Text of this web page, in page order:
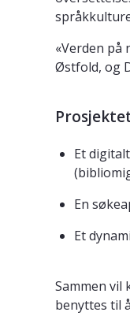
«Verden på
Østfold, og
Et
En
Et
Sammen vil
benyttes til